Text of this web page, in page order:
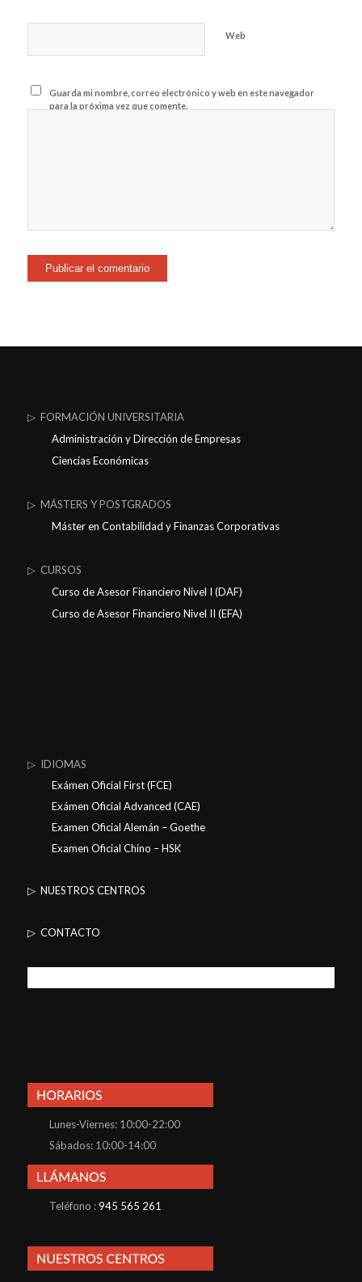
Web
Guarda mi nombre, correo electrónico y web en este navegador
para la próxima vez que comente.
▷ FORMACIÓN UNIVERSITARIA
Administración y Dirección de Empresas
Ciencias Económicas
▷ MÁSTERS Y POSTGRADOS
Máster en Contabilidad y Finanzas Corporativas
▷ CURSOS
Curso de Asesor Financiero Nivel I (DAF)
Curso de Asesor Financiero Nivel II (EFA)
▷ IDIOMAS
Exámen Oficial First (FCE)
Exámen Oficial Advanced (CAE)
Examen Oficial Alemán – Goethe
Examen Oficial Chino – HSK
▷ NUESTROS CENTROS
▷ CONTACTO
Lunes-Viernes: 10:00-22:00
Sábados: 10:00-14:00
Teléfono :945 565 261